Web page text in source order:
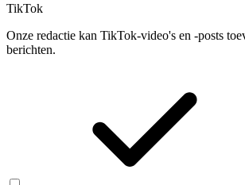
TikTok
Onze redactie kan TikTok-video's en -posts
berichten.